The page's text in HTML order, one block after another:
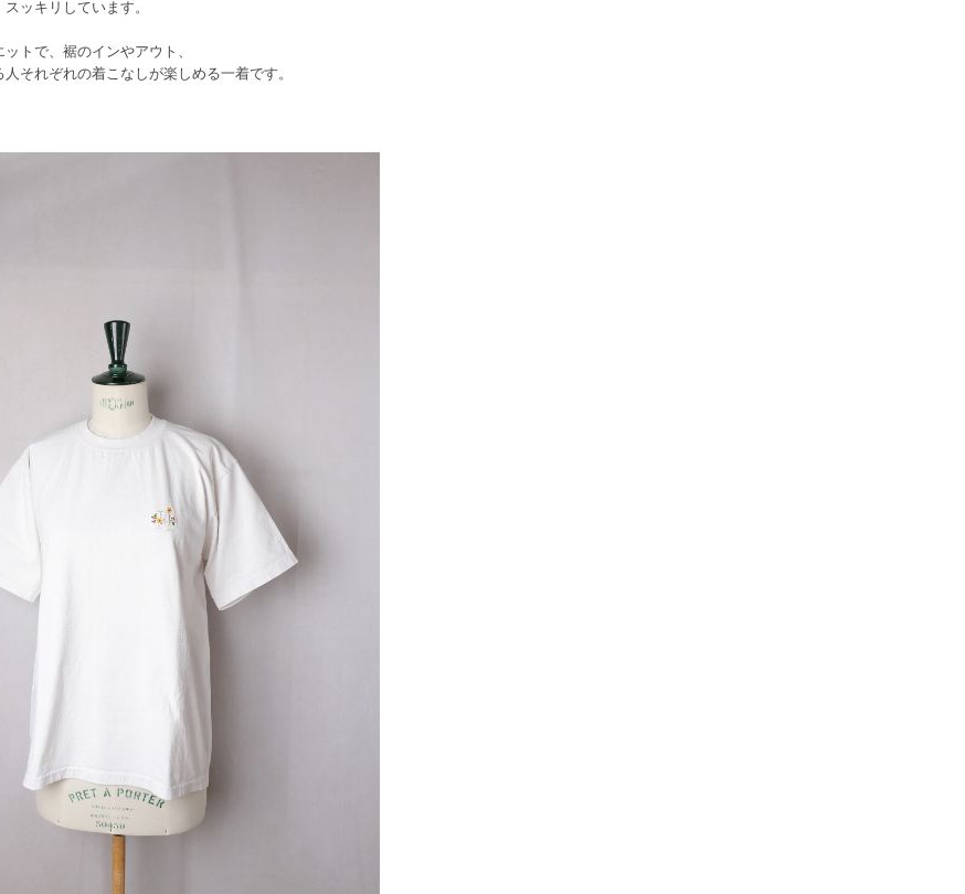
ッキリしています。
トで、裾のインやアウト、
それぞれの着こなしが楽しめる一着です。